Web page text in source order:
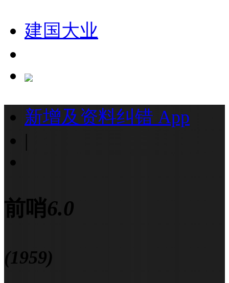
建国大业
新增及资料纠错 App
|
前哨6.0
(1959)